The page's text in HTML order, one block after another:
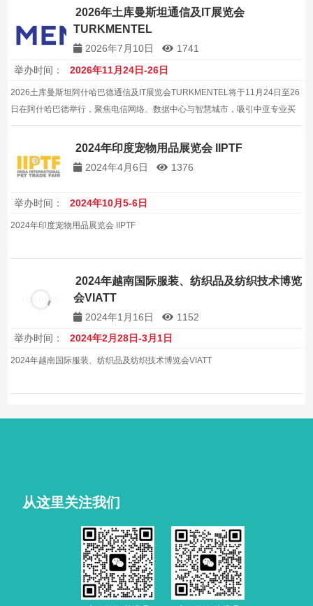
2026年土库曼斯坦通信及IT展览会
TURKMENTEL
2026年7月10日
1741
举办时间：
2026年11月24日-26日
2026土库曼斯坦阿什哈巴德通信及IT展览会TURKMENTEL将于11月24日至26
日在阿什哈巴德举行，聚焦电信网络、数据中心与智慧城市，吸引中亚专业买
家，是区域通信采购权威平台，助力企业拓展独联体市场，建立本地合作，把
握数字机遇，共谋发展，赢得长期订单。
2024年印度宠物用品展览会 IIPTF
2024年4月6日 1376
举办时间： 2024年10月5-6日
2024年印度宠物用品展览会 IIPTF
2024年越南国际服装、纺织品及纺织技术博览
会VIATT
2024年1月16日
1152
举办时间：
2024年2月28日-3月1日
2024年越南国际服装、纺织品及纺织技术博览会VIATT
从这里关注我们